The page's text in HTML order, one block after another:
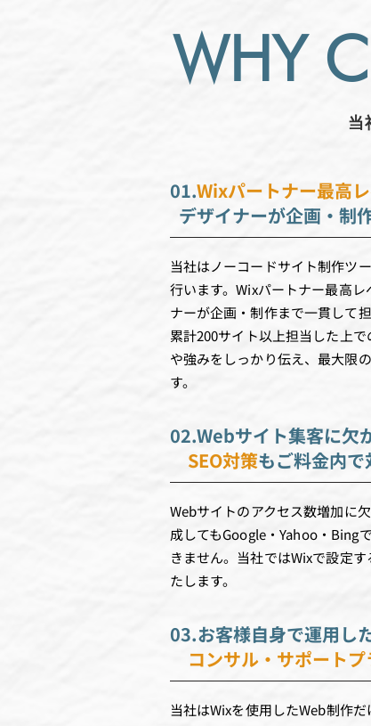
WHY
当
01.Wixパートナー最高
デザイナーが企画・制
当社はノーコードサイト制作ツ
行います。Wixパートナー最高
ナーが企画・制作まで一貫して
累計200サイト以上担当した上
や強みをしっかり伝え、最大限
す。
02.Webサイト集客に欠
SEO対策もご料金内で
Webサイトのアクセス数増加に
成してもGoogle・Yahoo・Bing
きません。当社ではWixで設定
たします。
03.お客様自身で運用し
コンサル・サポートプ
当社はWixを使用したWeb制作